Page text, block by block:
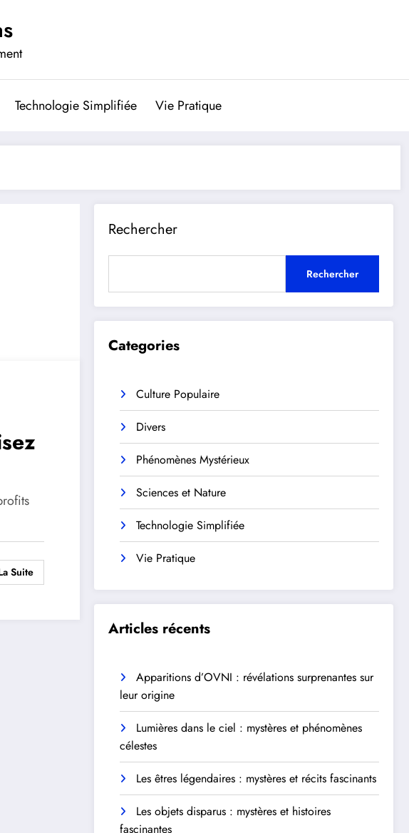
Technologie Simplifiée Vie Pratique
Suite
Rechercher
Rechercher
Categories
Culture Populaire
Divers
Phénomènes Mystérieux
Sciences et Nature
Technologie Simplifiée
Vie Pratique
Articles récents
Apparitions d’OVNI : révélations surprenantes sur
leur origine
Lumières dans le ciel : mystères et phénomènes
célestes
Les êtres légendaires : mystères et récits fascinants
Les objets disparus : mystères et histoires
fascinantes